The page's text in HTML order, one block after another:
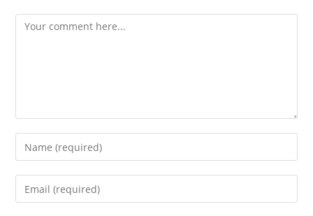
Comment
Enter
your
name
Enter
your